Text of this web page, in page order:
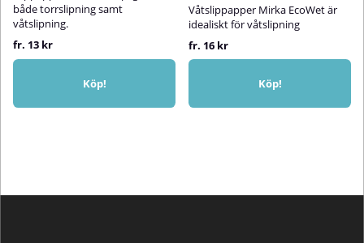
både torrslipning samt
våtslipning.
fr. 13 kr
Köp!
Våtslippapper Mirka EcoWet är
idealiskt för våtslipning
fr. 16 kr
Köp!